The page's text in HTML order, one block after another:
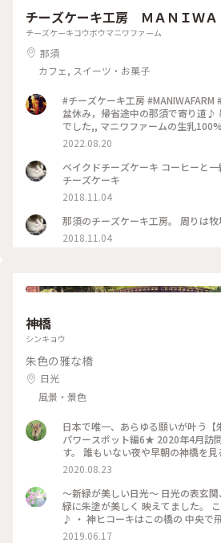
💕 #フィンランドの森 #ハンモックカフェ #ハンモック #カフ
ェ #那須 #栃木
チーズケーキ工房 ＭＡＮＩＷ
Ｍ
チーズケーキコウボウマニワファーム
那須
カフェ, スイーツ・お菓子
#チーズケーキ工房 #MANIWAFARM
盆休み，帰省途中の那須で寄り道♪
でした,, マニワファームの生乳
クリームはコクがあり， サッパリ
2022.08.20
ベイクドチーズケーキ コーヒーと
チーズケーキ
2018.11.04
那須のチーズケーキ工房。 周りは
2018.11.04
神橋
シンキョウ
朱色の雅な橋
日光
風景・景色
日本で唯一、あらゆる願いが叶う
パワースポット編6★ 2020年4月訪問 世界遺産 神橋の御守
す。 誰もいない夜や早朝の神橋を見るの
の旅 #旅の想い出 #神橋 #日光 #御
イトアップ #橋
2020.08.23
〜新緑が美しい日光〜 日光の表玄
緑に朱塗が美しく 映えてました。
♪ ・ 神ヒコーキはこの橋の 中央で
り #夏旅2019 #日光#日光ことりっ
2019.06.17